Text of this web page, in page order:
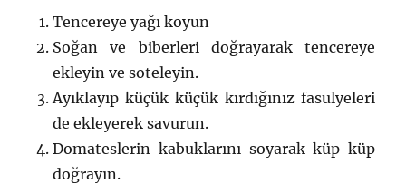
Tencereye yağı koyun
Soğan ve biberleri doğrayarak tencereye
ekleyin ve soteleyin.
Ayıklayıp küçük küçük kırdığınız fasulyeleri
de ekleyerek savurun.
Domateslerin kabuklarını soyarak küp küp
doğrayın.